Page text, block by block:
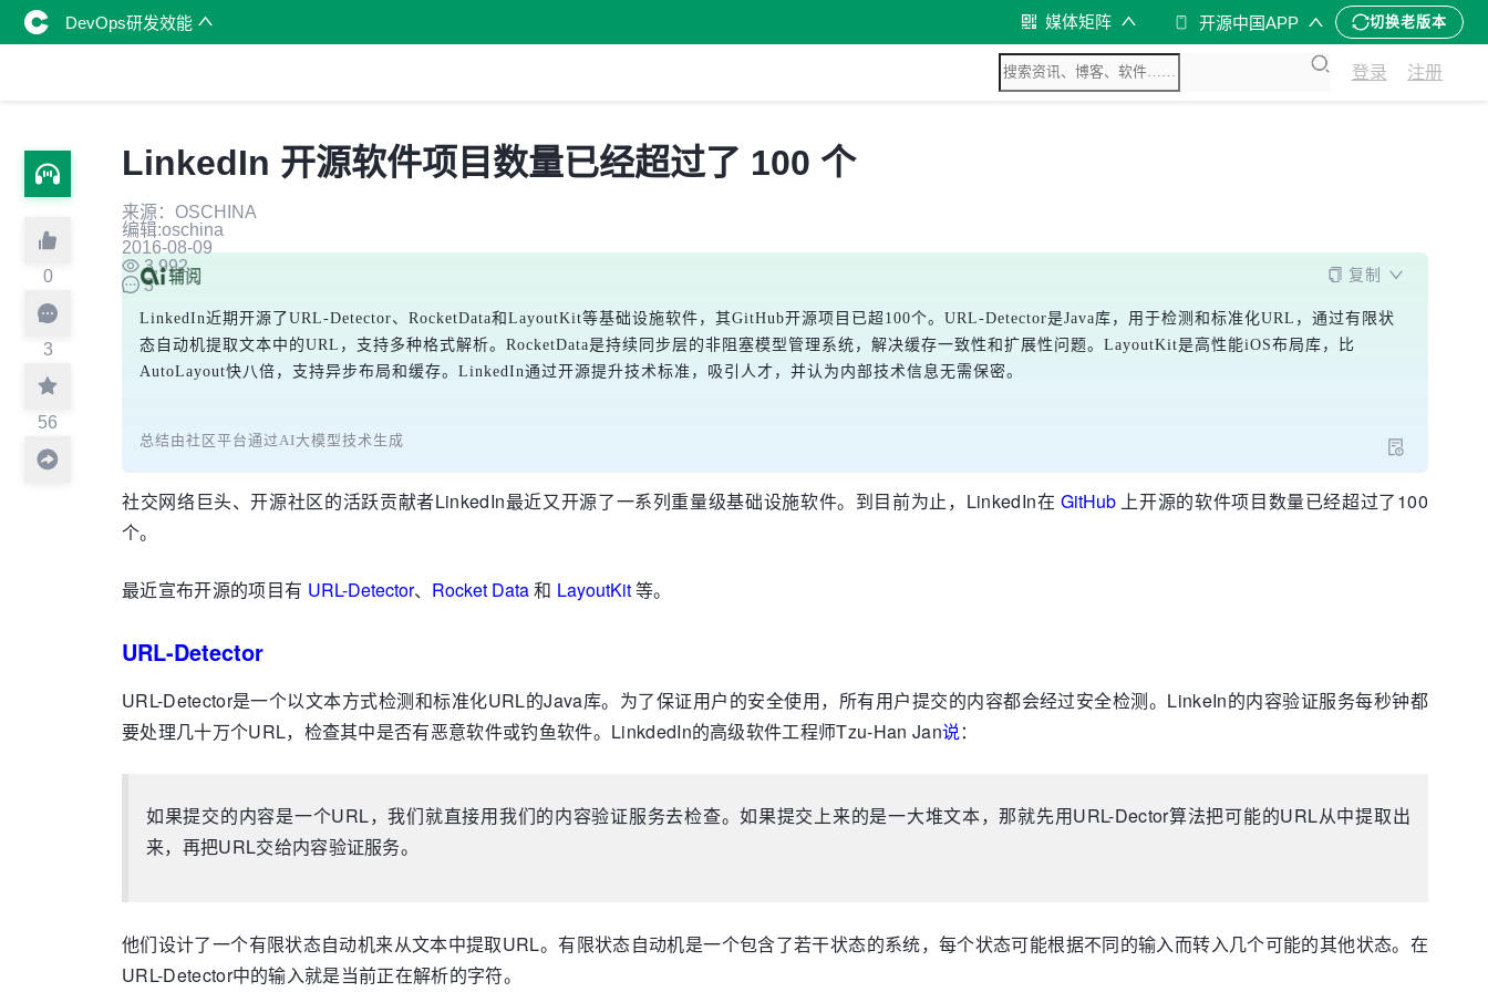
DevOps研发效能 媒体矩阵 开源中国APP 切换老版本
登录 注册
0
3
56
LinkedIn 开源软件项目数量已经超过了 100 个
来源：OSCHINA
编辑:oschina
2016-08-09
3,992
3
复制
LinkedIn近期开源了URL-Detector、RocketData和LayoutKit等基础设施软件，其GitHub开源项目已超100个。URL-Detector是Java库，用于检测和标准化URL，通过有限状
态自动机提取文本中的URL，支持多种格式解析。RocketData是持续同步层的非阻塞模型管理系统，解决缓存一致性和扩展性问题。LayoutKit是高性能iOS布局库，比
AutoLayout快八倍，支持异步布局和缓存。LinkedIn通过开源提升技术标准，吸引人才，并认为内部技术信息无需保密。
总结由社区平台通过AI大模型技术生成
社交网络巨头、开源社区的活跃贡献者LinkedIn最近又开源了一系列重量级基础设施软件。到目前为止，LinkedIn在 GitHub上开源的软件项目数量已经超过了100
个。
最近宣布开源的项目有 URL-Detector、 Rocket Data和 LayoutKit等。
URL-Detector
URL-Detector是一个以文本方式检测和标准化URL的Java库。为了保证用户的安全使用，所有用户提交的内容都会经过安全检测。LinkeIn的内容验证服务每秒钟都
要处理几十万个URL，检查其中是否有恶意软件或钓鱼软件。LinkdedIn的高级软件工程师Tzu-Han Jan说：
如果提交的内容是一个URL，我们就直接用我们的内容验证服务去检查。如果提交上来的是一大堆文本，那就先用URL-Dector算法把可能的URL从中提取出
来，再把URL交给内容验证服务。
他们设计了一个有限状态自动机来从文本中提取URL。有限状态自动机是一个包含了若干状态的系统，每个状态可能根据不同的输入而转入几个可能的其他状态。在
URL-Detector中的输入就是当前正在解析的字符。